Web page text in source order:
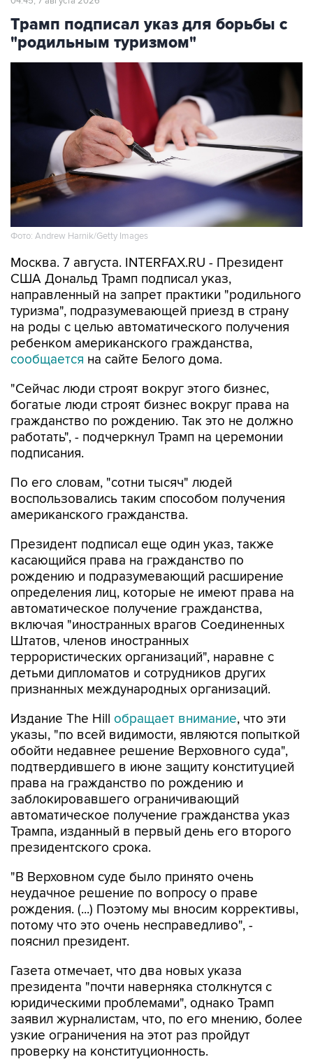
Трамп подписал указ для борьбы с
"родильным туризмом"
Фото: Andrew Harnik/Getty Images
Москва. 7 августа. INTERFAX.RU - Президент
США Дональд Трамп подписал указ,
направленный на запрет практики "родильного
туризма", подразумевающей приезд в страну
на роды с целью автоматического получения
ребенком американского гражданства,
сообщается на сайте Белого дома.
"Сейчас люди строят вокруг этого бизнес,
богатые люди строят бизнес вокруг права на
гражданство по рождению. Так это не должно
работать", - подчеркнул Трамп на церемонии
подписания.
По его словам, "сотни тысяч" людей
воспользовались таким способом получения
американского гражданства.
Президент подписал еще один указ, также
касающийся права на гражданство по
рождению и подразумевающий расширение
определения лиц, которые не имеют права на
автоматическое получение гражданства,
включая "иностранных врагов Соединенных
Штатов, членов иностранных
террористических организаций", наравне с
детьми дипломатов и сотрудников других
признанных международных организаций.
Издание The Hill обращает внимание, что эти
указы, "по всей видимости, являются попыткой
обойти недавнее решение Верховного суда",
подтвердившего в июне защиту конституцией
права на гражданство по рождению и
заблокировавшего ограничивающий
автоматическое получение гражданства указ
Трампа, изданный в первый день его второго
президентского срока.
"В Верховном суде было принято очень
неудачное решение по вопросу о праве
рождения. (...) Поэтому мы вносим коррективы,
потому что это очень несправедливо", -
пояснил президент.
Газета отмечает, что два новых указа
президента "почти наверняка столкнутся с
юридическими проблемами", однако Трамп
заявил журналистам, что, по его мнению, более
узкие ограничения на этот раз пройдут
проверку на конституционность.